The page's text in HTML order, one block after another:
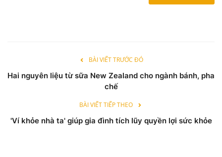
Vietnamese
BÀI VIẾT TRƯỚC ĐÓ
Hai nguyên liệu từ sữa New Zealand cho ngành bánh, pha
chế
BÀI VIẾT TIẾP THEO
'Ví khỏe nhà ta' giúp gia đình tích lũy quyền lợi sức khỏe